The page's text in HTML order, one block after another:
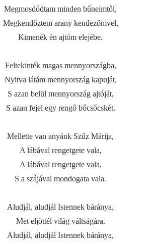
Megmosdódtam minden bűneimtől,
Megkendőztem arany kendezőmvel,
Kimenék én ajtóm elejébe.
Feltekinték magas mennyországba,
Nyitva látám mennyország kapuját,
S azan belül mennyország ajtóját,
S azan fejel egy rengő bőcsőcskét.
Mellette van anyánk Szűz Márija,
A lábával rengetgete vala,
A lábával rengetgete vala,
S a szájával mondogata vala.
Aludjál, aludjál Istennek báránya,
Met eljöttél világ váltságára.
Aludjál, aludjál Istennek báránya,